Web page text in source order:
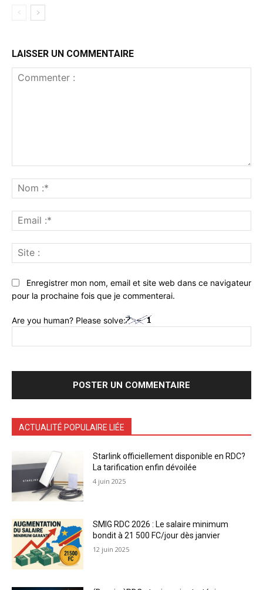
LAISSER UN COMMENTAIRE
:*
:*
:
Enregistrer mon nom, email et site web dans ce navigateur
pour la prochaine fois que je commenterai.
Are you human? Please solve:
ACTUALITÉ POPULAIRE LIÉE
Starlink officiellement disponible en RDC?
La tarification enfin dévoilée
4 juin 2025
SMIG RDC 2026 : Le salaire minimum
bondit à 21 500 FC/jour dès janvier
12 juin 2025